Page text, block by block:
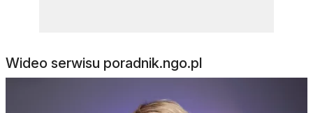
Wideo serwisu poradnik.ngo.pl